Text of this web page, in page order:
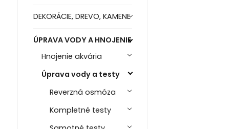
DEKORÁCIE, DREVO, KAMENE
ÚPRAVA VODY A HNOJENIE
Hnojenie akvária
Úprava vody a testy
Reverzná osmóza
Kompletné testy